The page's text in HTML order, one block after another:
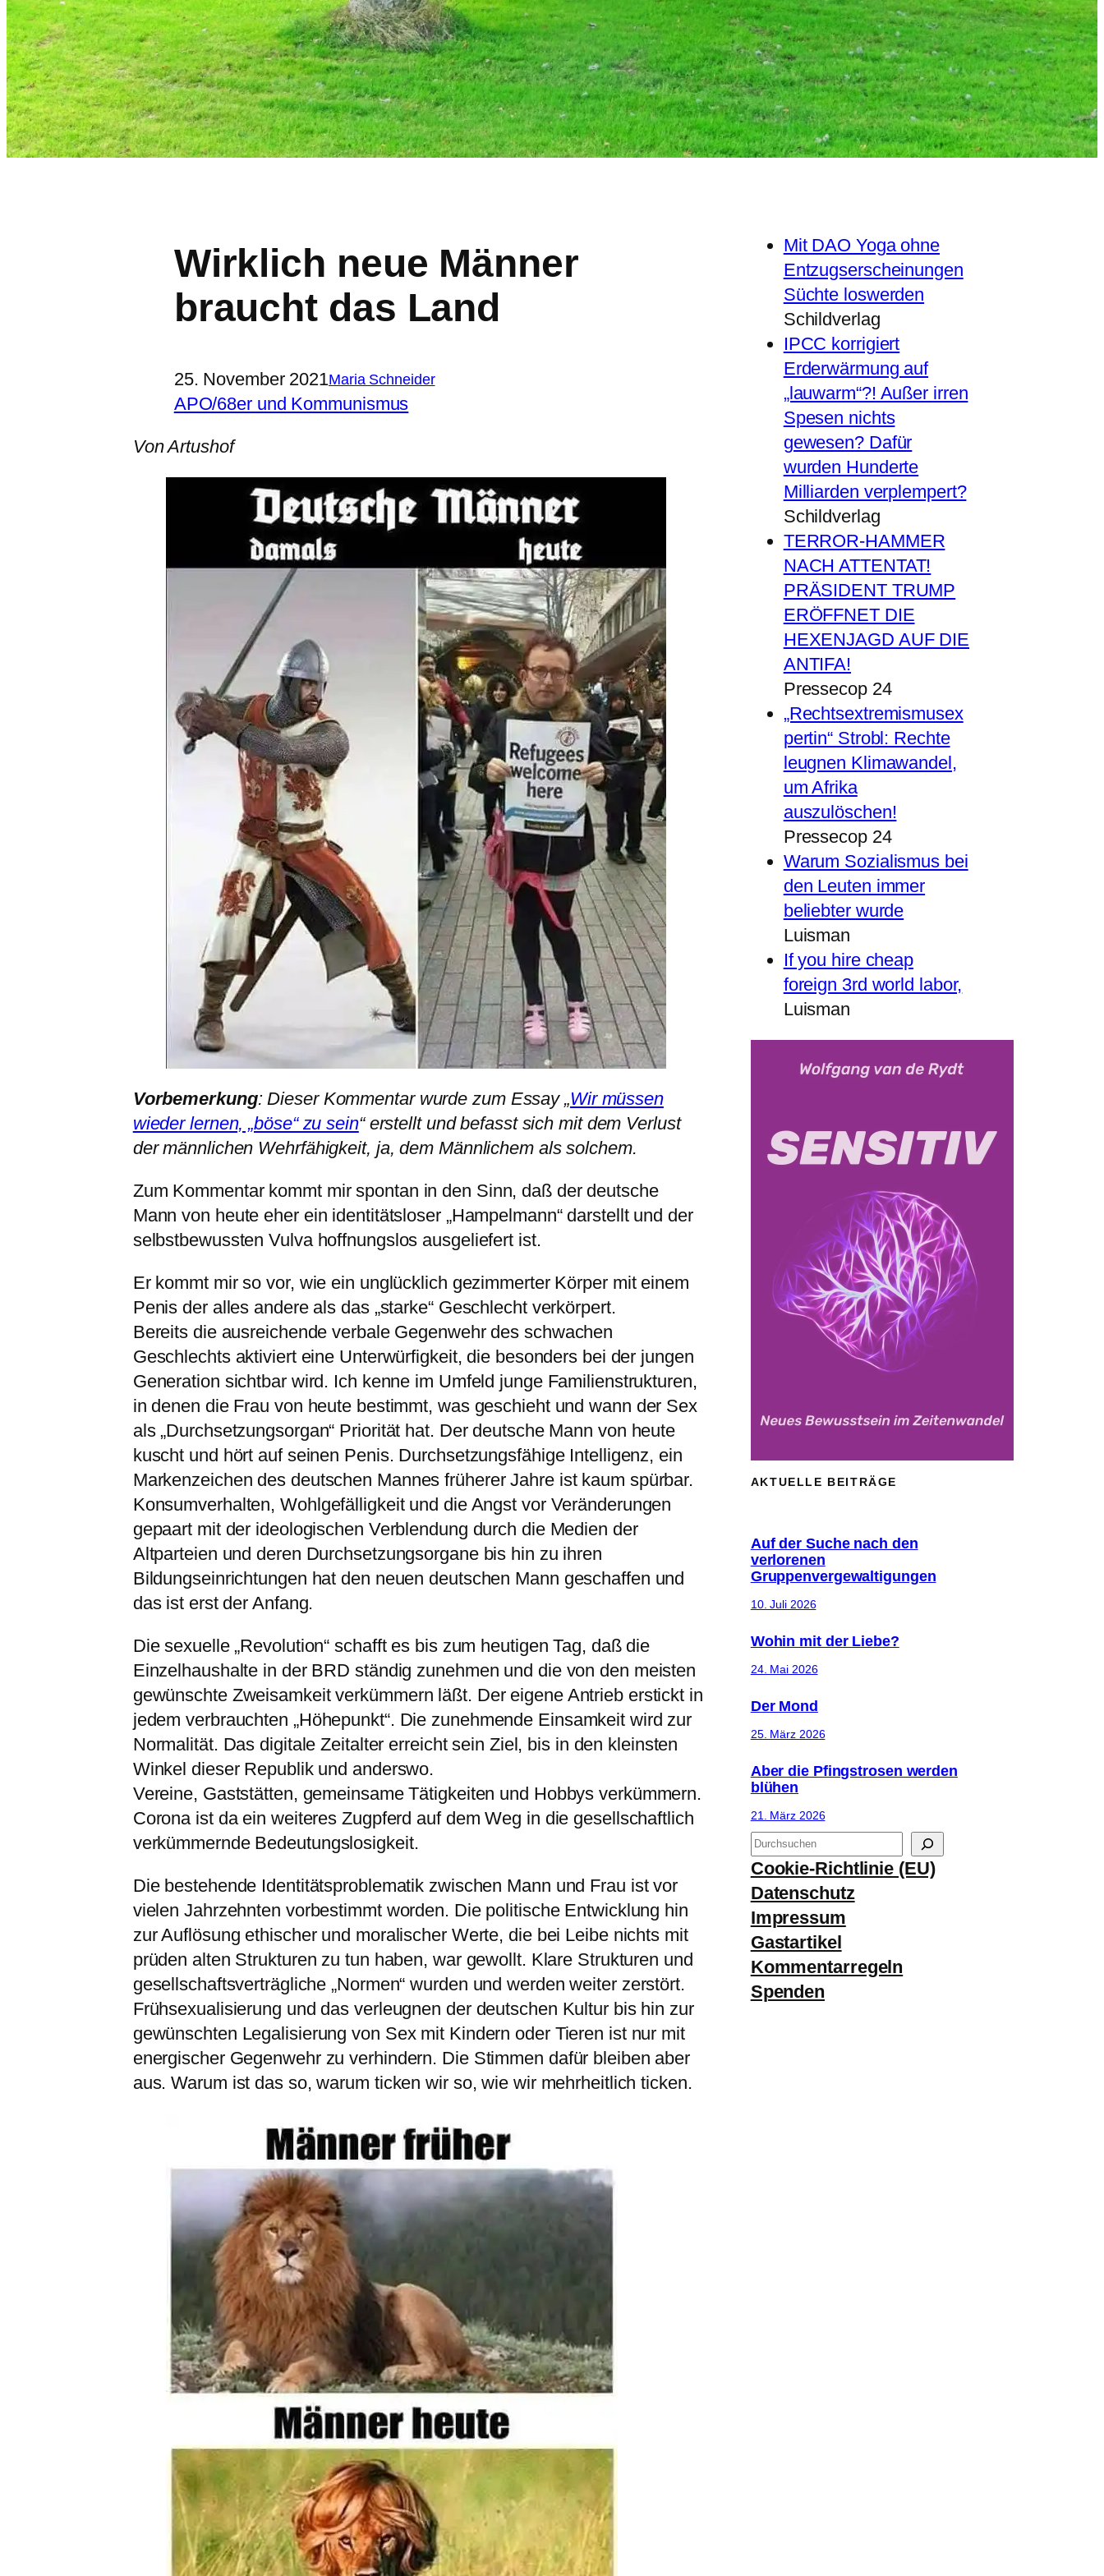
Wirklich neue Männer
braucht das Land
25. November 2021Maria Schneider
APO/68er und Kommunismus
Von Artushof
Vorbemerkung: Dieser Kommentar wurde zum Essay „Wir müssen
wieder lernen, „böse“ zu sein“ erstellt und befasst sich mit dem Verlust
der männlichen Wehrfähigkeit, ja, dem Männlichem als solchem.
Zum Kommentar kommt mir spontan in den Sinn, daß der deutsche
Mann von heute eher ein identitätsloser „Hampelmann“ darstellt und der
selbstbewussten Vulva hoffnungslos ausgeliefert ist.
Er kommt mir so vor, wie ein unglücklich gezimmerter Körper mit einem
Penis der alles andere als das „starke“ Geschlecht verkörpert.
Bereits die ausreichende verbale Gegenwehr des schwachen
Geschlechts aktiviert eine Unterwürfigkeit, die besonders bei der jungen
Generation sichtbar wird. Ich kenne im Umfeld junge Familienstrukturen,
in denen die Frau von heute bestimmt, was geschieht und wann der Sex
als „Durchsetzungsorgan“ Priorität hat. Der deutsche Mann von heute
kuscht und hört auf seinen Penis. Durchsetzungsfähige Intelligenz, ein
Markenzeichen des deutschen Mannes früherer Jahre ist kaum spürbar.
Konsumverhalten, Wohlgefälligkeit und die Angst vor Veränderungen
gepaart mit der ideologischen Verblendung durch die Medien der
Altparteien und deren Durchsetzungsorgane bis hin zu ihren
Bildungseinrichtungen hat den neuen deutschen Mann geschaffen und
das ist erst der Anfang.
Die sexuelle „Revolution“ schafft es bis zum heutigen Tag, daß die
Einzelhaushalte in der BRD ständig zunehmen und die von den meisten
gewünschte Zweisamkeit verkümmern läßt. Der eigene Antrieb erstickt in
jedem verbrauchten „Höhepunkt“. Die zunehmende Einsamkeit wird zur
Normalität. Das digitale Zeitalter erreicht sein Ziel, bis in den kleinsten
Winkel dieser Republik und anderswo.
Vereine, Gaststätten, gemeinsame Tätigkeiten und Hobbys verkümmern.
Corona ist da ein weiteres Zugpferd auf dem Weg in die gesellschaftlich
verkümmernde Bedeutungslosigkeit.
Die bestehende Identitätsproblematik zwischen Mann und Frau ist vor
vielen Jahrzehnten vorbestimmt worden. Die politische Entwicklung hin
zur Auflösung ethischer und moralischer Werte, die bei Leibe nichts mit
prüden alten Strukturen zu tun haben, war gewollt. Klare Strukturen und
gesellschaftsverträgliche „Normen“ wurden und werden weiter zerstört.
Frühsexualisierung und das verleugnen der deutschen Kultur bis hin zur
gewünschten Legalisierung von Sex mit Kindern oder Tieren ist nur mit
energischer Gegenwehr zu verhindern. Die Stimmen dafür bleiben aber
aus. Warum ist das so, warum ticken wir so, wie wir mehrheitlich ticken.
Mit DAO Yoga ohne
Entzugserscheinungen
Süchte loswerden
Schildverlag
IPCC korrigiert
Erderwärmung auf
„lauwarm“?! Außer irren
Spesen nichts
gewesen? Dafür
wurden Hunderte
Milliarden verplempert?
Schildverlag
TERROR-HAMMER
NACH ATTENTAT!
PRÄSIDENT TRUMP
ERÖFFNET DIE
HEXENJAGD AUF DIE
ANTIFA!
Pressecop 24
„Rechtsextremismusex
pertin“ Strobl: Rechte
leugnen Klimawandel,
um Afrika
auszulöschen!
Pressecop 24
Warum Sozialismus bei
den Leuten immer
beliebter wurde
Luisman
If you hire cheap
foreign 3rd world labor,
Luisman
AKTUELLE BEITRÄGE
Auf der Suche nach den
verlorenen
Gruppenvergewaltigungen
10. Juli 2026
Wohin mit der Liebe?
24. Mai 2026
Der Mond
25. März 2026
Aber die Pfingstrosen werden
blühen
21. März 2026
S
u
c
h
e
n
Cookie-Richtlinie (EU)
Datenschutz
Impressum
Gastartikel
Kommentarregeln
Spenden